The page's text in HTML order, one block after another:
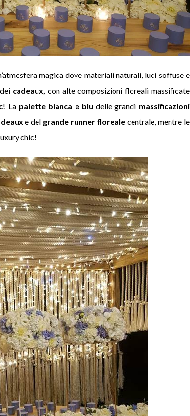
magica dove materiali naturali, luci soffuse e
cadeaux, con alte composizioni floreali massificate
! La palette bianca e blu delle grandi massificazioni
e del grande runner floreale centrale, mentre le
chic!